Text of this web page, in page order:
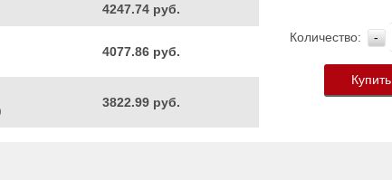
4247.74 руб.
4077.86 руб.
3822.99 руб.
Количество: -
Купить